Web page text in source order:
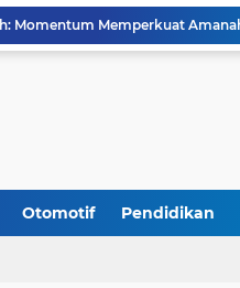
Otomotif Pendidikan